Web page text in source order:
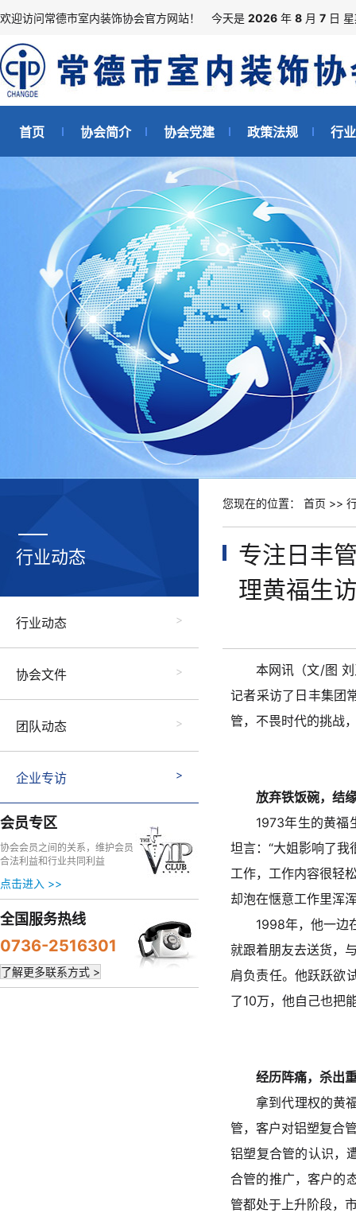
欢迎访问常德市室内装饰协会官方网站！ 今天是 2026 年 8 月 7 日
首页 协会简介 协会党建 政策法规 行
行业动态
行业动态
协会文件
团队动态
企业专访
会员专区
协会会员之间的关系，维护会员
合法利益和行业共同利益
点击进入 >>
全国服务热线
0736-2516301
了解更多联系方式 >
您现在的位置： 首页 >>
专注日丰
理黄福生
本网讯（文/图
记者采访了日丰集团
管，不畏时代的挑战
放弃铁饭碗，结
1973年生的黄福
坦言：“大姐影响了
工作，工作内容很轻
却泡在惬意工作里浑
1998年，他一边
就跟着朋友去送货，
肩负责任。他跃跃欲
了10万，他自己也把
经历阵痛，杀出
拿到代理权的黄
管，客户对铝塑复合
铝塑复合管的认识，
合管的推广，客户的
管都处于上升阶段，